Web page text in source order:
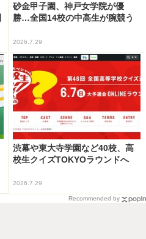
砂金甲子園、神戸女学院が優
勝…全国14校の中高生が腕競う
2026.7.29
渋幕や東大寺学園など40校、高
校生クイズTOKYOラウンドへ
2026.7.29
Recommended by